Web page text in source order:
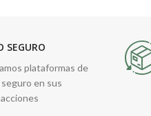
SEGURO
plataformas de
en sus